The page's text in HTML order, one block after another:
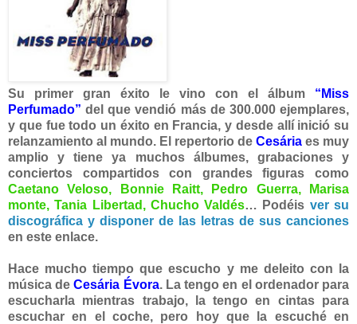
Su primer gran éxito le vino con el álbum “Miss
Perfumado” del que vendió más de 300.000 ejemplares,
y que fue todo un éxito en Francia, y desde allí inició su
relanzamiento al mundo. El repertorio de Cesária es muy
amplioy tiene ya muchos álbumes,grabaciones y
conciertos compartidos con grandes figuras como
Caetano Veloso, Bonnie Raitt, Pedro Guerra, Marisa
monte, Tania Libertad, Chucho Valdés… Podéis ver su
discográfica y disponer de las letras de sus canciones
en este enlace.
Hace mucho tiempo que escucho y me deleito con la
música deCesária Évora. La tengo en el ordenador para
escucharla mientras trabajo, la tengo en cintas para
escuchar en el coche, pero hoy que la escuché en